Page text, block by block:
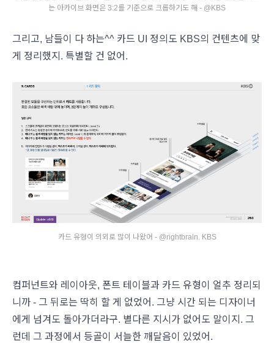
는 아카이브 화면은 3:2를 기준으로 크롭하기도 해 - @KBS
그리고, 남들이 다 하는^^ 카드 UI 정의도 KBS의 컨텐츠에 맞
게 정리했지. 특별할 건 없어.
카드 유형이 의외로 많이 나왔어 - @rightbrain. KBS
컴퍼넌트와 레이아웃, 폰트 테이블과 카드 유형이 얼추 정리되
니까 - 그 뒤로는 딱히 할 게 없었어. 그냥 시간 되는 디자이너
에게 넘겨도 돌아가더라구. 별다른 지시가 없어도 말이지. 그
런데 그 과정에서 등골이 서늘한 깨달음이 있었어.